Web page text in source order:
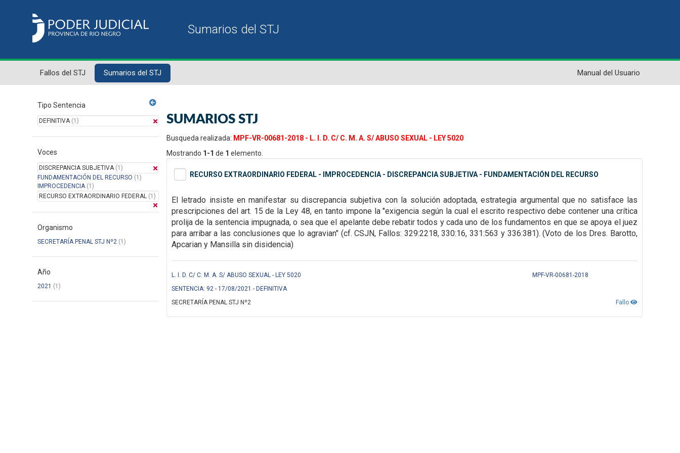
Fallos del STJ Sumarios del STJ Manual del Usuario
Tipo Sentencia
DEFINITIVA(1)
Voces
DISCREPANCIA SUBJETIVA(1)
FUNDAMENTACIÓN DEL RECURSO (1)
IMPROCEDENCIA(1)
RECURSO EXTRAORDINARIO FEDERAL (1)
Organismo
SECRETARÍA PENAL STJ Nº2 (1)
Año
2021 (1)
SUMARIOS STJ
Busqueda realizada: MPF-VR-00681-2018 - L. I. D. C/ C. M. A. S/ ABUSO SEXUAL - LEY 5020
Mostrando 1-1 de 1 elemento.
RECURSO EXTRAORDINARIO FEDERAL - IMPROCEDENCIA - DISCREPANCIA SUBJETIVA - FUNDAMENTACIÓN DEL RECURSO
El letrado insiste en manifestar su discrepancia subjetiva con la solución adoptada, estrategia argumental que no satisface las
prescripciones del art. 15 de la Ley 48, en tanto impone la "exigencia según la cual el escrito respectivo debe contener una crítica
prolija de la sentencia impugnada, o sea que el apelante debe rebatir todos y cada uno de los fundamentos en que se apoya el juez
para arribar a las conclusiones que lo agravian" (cf. CSJN, Fallos: 329:2218, 330:16, 331:563 y 336:381). (Voto de los Dres. Barotto,
Apcarian y Mansilla sin disidencia)
L. I. D. C/ C. M. A. S/ ABUSO SEXUAL - LEY 5020
MPF-VR-00681-2018
SENTENCIA: 92 - 17/08/2021 - DEFINITIVA
Fallo
SECRETARÍA PENAL STJ Nº2